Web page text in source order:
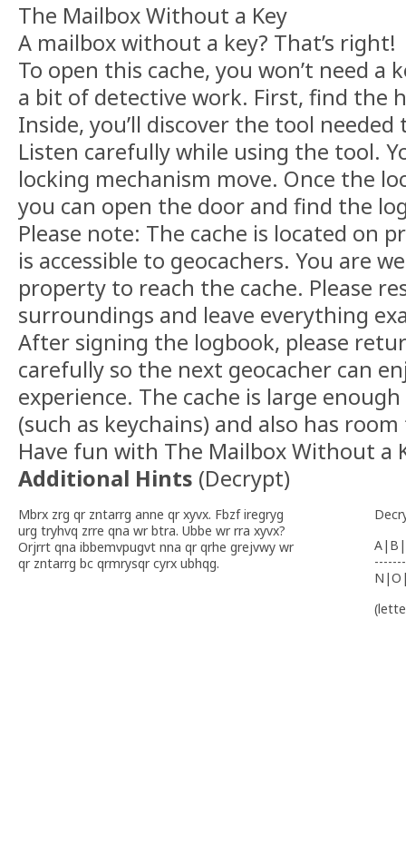
The Mailbox Without a Key
A mailbox without a key? That’s right!
To open this cache, you won’t need
a bit of detective work. First, find the
Inside, you’ll discover the tool
Listen carefully while using the tool.
locking mechanism move. Once the
you can open the door and find the
Please note: The cache is located on
is accessible to geocachers. You are
property to reach the cache. Please
surroundings and leave everything
After signing the logbook, please
carefully so the next geocacher can
experience. The cache is large
(such as keychains) and also has
Have fun with The Mailbox Without a
Additional Hints (Decrypt)
Mbrx zrg qr zntarrg anne qr xyvx. Fbzf iregryg
urg tryhvq zrre qna wr btra. Ubbe wr rra xyvx?
Orjrrt qna ibbemvpugvt nna qr qrhe grejvwy wr
qr zntarrg bc qrmrysqr cyrx ubhqg.